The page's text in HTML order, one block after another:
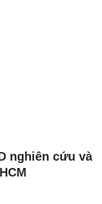
nghiên cứu và